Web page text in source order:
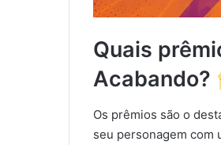
Quais
Acabando?
Os prêmios são o
seu personagem com